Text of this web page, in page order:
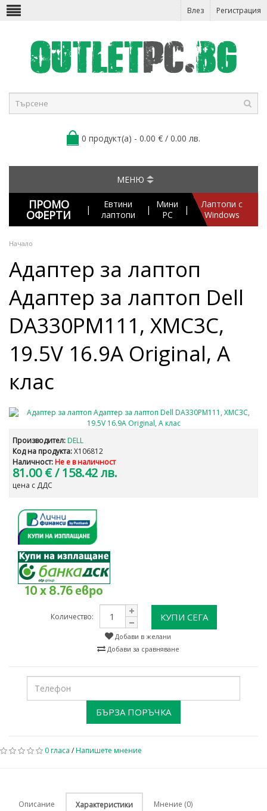
Влез Регистрация
0 продукт(а) - 0.00 € / 0.00 лв.
МЕНЮ
ПРОМО
ОФЕРТИ |
Евтини
лаптопи
|
Мини
PC
|
Лаптопи с
Windows
Начало
Адаптер за лаптоп
Адаптер за лаптоп Dell
DA330PM111, XMC3C,
19.5V 16.9A Original, A
клас
Производител: DELL
Код на продукта:X106812
Наличност: Не е в наличност
81.00 €/ 158.42 лв.
цена с ДДС
10 x 8.76 евро
Количество: КУПИ СЕГА
Добави в желани
Добави за сравняване
БЪРЗА ПОРЪЧКА
0 гласа /Напишете мнение
Описание Характеристики Мнение (0)